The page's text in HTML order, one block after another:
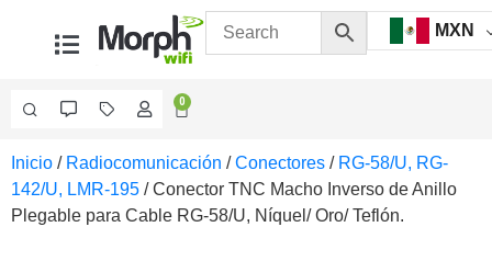
MXN
0
Videovigilancia
Accesorios
Generales
Inicio / Radiocomunicación /Conectores / RG-58/U, RG-
142/U, LMR-195 / Conector TNC Macho Inverso de Anillo
Plegable para Cable RG-58/U, Níquel/ Oro/ Teflón.